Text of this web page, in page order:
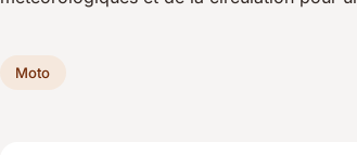
Moto